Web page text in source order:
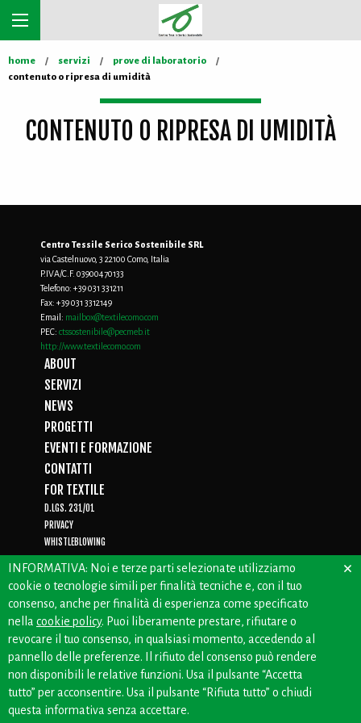
home servizi
prove di laboratorio
contenuto o ripresa di umidità
CONTENUTO O RIPRESA DI UMIDITÀ
Centro Tessile Serico Sostenibile SRL
via Castelnuovo, 3 22100 Como, Italia
P.IVA/C.F. 03900470133
Telefono: +39 031 331211
Fax: +39 031 3312149
Email: mailbox@textilecomo.com
PEC: ctssostenibile@pecmeb.it
http://www.textilecomo.com
ABOUT
SERVIZI
NEWS
PROGETTI
EVENTI E FORMAZIONE
CONTATTI
FOR TEXTILE
D.LGS. 231/01
PRIVACY
WHISTLEBLOWING
CREDITS: OFFICINEBIANCHE
INFORMATIVA: Noi e terze parti selezionate utilizziamo
cookie o tecnologie simili per finalità tecniche e, con il tuo
consenso, anche per finalità di esperienza come specificato
nella cookie policy. Puoi liberamente prestare, rifiutare o
revocare il tuo consenso, in qualsiasi momento, accedendo al
pannello delle preferenze. Il rifiuto del consenso può rendere
non disponibili le relative funzioni. Usa il pulsante “Accetta
tutto” per acconsentire. Usa il pulsante “Rifiuta tutto” o chiudi
questa informativa senza accettare.
×